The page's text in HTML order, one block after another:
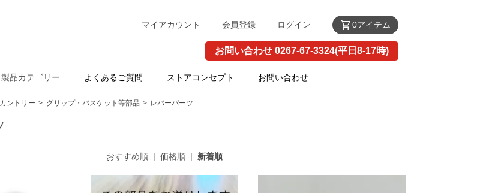
shopping_cart0アイテム
マイアカウント 会員登録 ログイン
お問い合わせ 0267-67-3324(平日8-17時)
製品カテゴリー よくあるご質問 ストアコンセプト お問い合わせ
ントリー > グリップ・バスケット等部品 > レバーパーツ
おすすめ順 |価格順 |新着順